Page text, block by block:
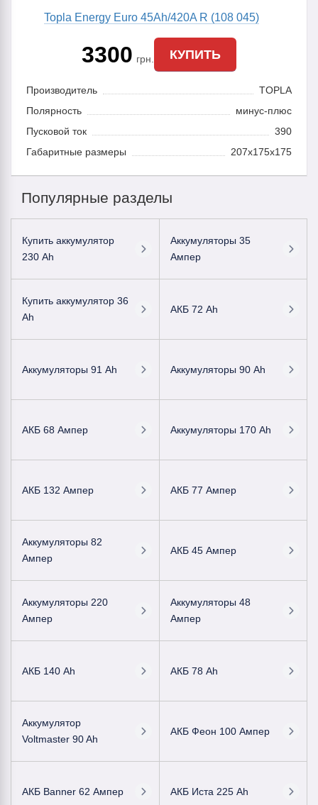
Topla Energy Euro 45Ah/420A R (108 045)
3300 грн. КУПИТЬ
Производитель
TOPLA
Полярность
минус-плюс
Пусковой ток
390
Габаритные размеры
207x175x175
Популярные разделы
Купить аккумулятор
230 Ah
Аккумуляторы 35
Ампер
Купить аккумулятор 36
Ah
АКБ 72 Ah
Аккумуляторы 91 Ah Аккумуляторы 90 Ah
АКБ 68 Ампер Аккумуляторы 170 Ah
АКБ 132 Ампер АКБ 77 Ампер
Аккумуляторы 82
Ампер
АКБ 45 Ампер
Аккумуляторы 220
Ампер
Аккумуляторы 48
Ампер
АКБ 140 Ah АКБ 78 Ah
Аккумулятор
Voltmaster 90 Ah
АКБ Феон 100 Ампер
АКБ Banner 62 Ампер АКБ Иста 225 Ah